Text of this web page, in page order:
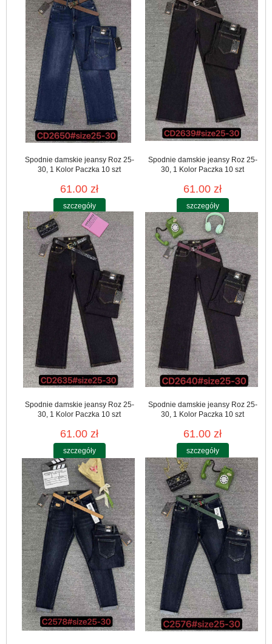
Spodnie damskie jeansy Roz 25-
30, 1 Kolor Paczka 10 szt
61.00 zł
szczegóły
Spodnie damskie jeansy Roz 25-
30, 1 Kolor Paczka 10 szt
61.00 zł
szczegóły
Spodnie damskie jeansy Roz 25-
30, 1 Kolor Paczka 10 szt
61.00 zł
szczegóły
Spodnie damskie jeansy Roz 25-
30, 1 Kolor Paczka 10 szt
61.00 zł
szczegóły